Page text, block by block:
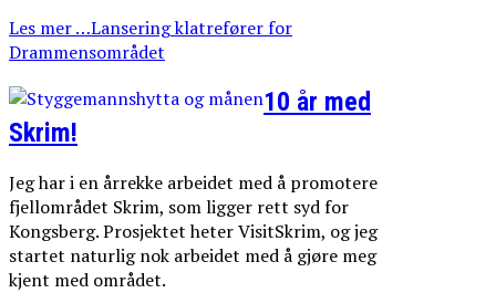
Les mer …Lansering klatrefører for
Drammensområdet
10 år med
Skrim!
Jeg har i en årrekke arbeidet med å promotere
fjellområdet Skrim, som ligger rett syd for
Kongsberg. Prosjektet heter VisitSkrim, og jeg
startet naturlig nok arbeidet med å gjøre meg
kjent med området.